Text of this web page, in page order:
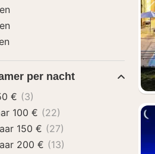
per nacht
50 € (3)
50 € naar 100 € (22)
100 € naar 150 € (27)
150 € naar 200 € (13)